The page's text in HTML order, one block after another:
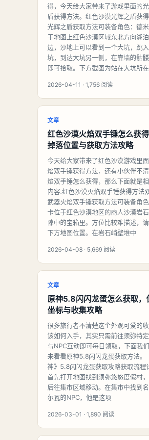
得，今天给大家带来了游戏里面的
盾获得方法。红色沙漠光辉之盾获
光辉之盾获取方法可装备角色：德
于地图上红色沙漠区域东北方向湖
边，沙地上可以看到一个大坑，跳
坑，到达大坑另一侧，在靠墙的骷
即可拾取。下方截图为站在大坑所在
2026-04-11 · 1,756 阅读
文章
红色沙漠火焰双手锤怎么获得
掉落位置与获取方法攻略
今天给大家带来了红色沙漠游戏里
焰双手锤获得方法，还有小伙伴不
焰双手锤怎么获得，那么下面就是
内容.红色沙漠火焰双手锤获得方法
武器火焰双手锤获取方法可装备角
卡位于红色沙漠地区的商人沙漠岩
隙中的宝箱里。方位比较难描述，
下方地图位置。在岩石峭壁堆中
2026-04-08 · 5,669 阅读
文章
原神5.8闪闪龙蛋怎么获取，
坐标与收集攻略
很多旅行者不清楚这个外观可爱的
该如何入手，其实只需前往须弥特
与NPC互动即可每日领取，下面我
来看看原神5.8闪闪龙蛋获取方法。
神》5.8闪闪龙蛋获取攻略获取流程
首先打开地图找到须弥悠悠度假村
后往集市区域移动。在集市中找到
尔瓦的NPC，他是这项
2026-03-01 · 1,890 阅读